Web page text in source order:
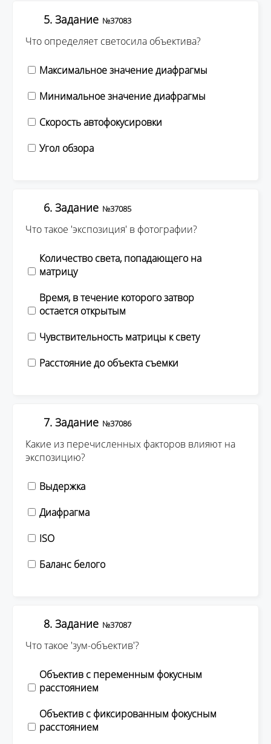
5. Задание №37083
Что определяет светосила объектива?
Максимальное значение диафрагмы
Минимальное значение диафрагмы
Скорость автофокусировки
Угол обзора
6. Задание №37085
Что такое 'экспозиция' в фотографии?
Количество света, попадающего на
матрицу
Время, в течение которого затвор
остается открытым
Чувствительность матрицы к свету
Расстояние до объекта съемки
7. Задание №37086
Какие из перечисленных факторов влияют на
экспозицию?
Выдержка
Диафрагма
ISO
Баланс белого
8. Задание №37087
Что такое 'зум-объектив'?
Объектив с переменным фокусным
расстоянием
Объектив с фиксированным фокусным
расстоянием